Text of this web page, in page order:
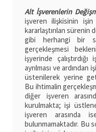
Alt İşverenlerin
işveren ilişkisinin
kararlaştırılan sürenin
gibi herhangi bir
gerçekleşmesi
işyerinde
ayrılması ve ardından
üstenilerek yerine
Bu ihtimalin
diğer işveren
kurulmakta; işi
işveren arasında
bulunmamaktadır. Bu